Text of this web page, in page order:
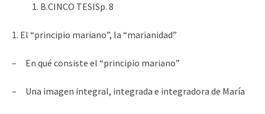
B.CINCO TESISp. 8
1. El “principio mariano”, la “marianidad”
– En qué consiste el “principio mariano”
– Una imagen integral, integrada e integradora de María